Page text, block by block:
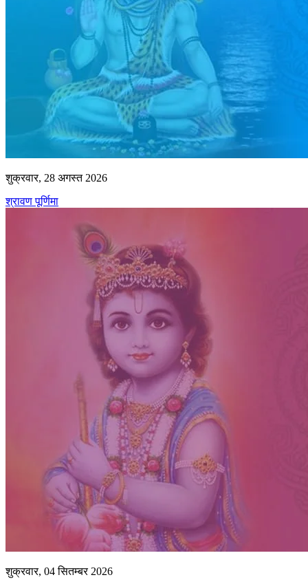
शुक्रवार, 28 अगस्त 2026
श्रावण पूर्णिमा
शुक्रवार, 04 सितम्बर 2026